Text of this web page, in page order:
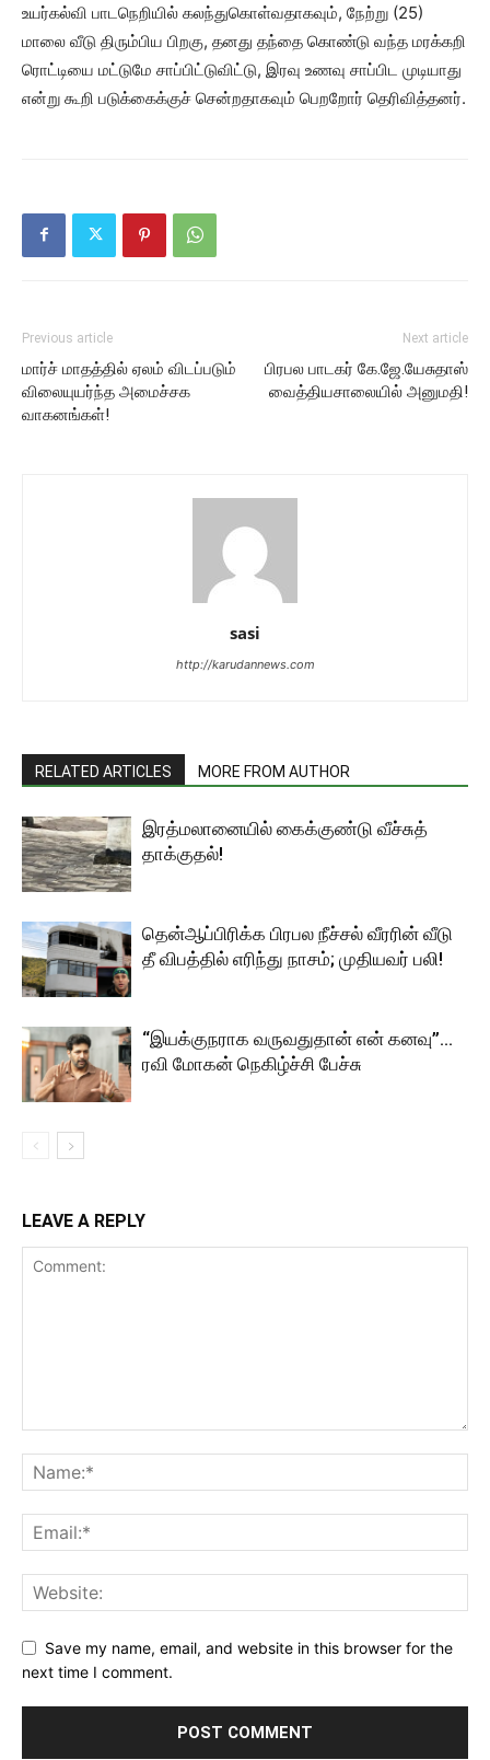
உயர்கல்வி பாடநெறியில் கலந்துகொள்வதாகவும், நேற்று (25)
மாலை வீடு திரும்பிய பிறகு, தனது தந்தை கொண்டு வந்த மரக்கறி
ரொட்டியை மட்டுமே சாப்பிட்டுவிட்டு, இரவு உணவு சாப்பிட முடியாது
என்று கூறி படுக்கைக்குச் சென்றதாகவும் பெறறோர் தெரிவித்தனர்.
Previous article
மார்ச் மாதத்தில் ஏலம் விடப்படும்
விலையுயர்ந்த அமைச்சக
வாகனங்கள்!
Next article
பிரபல பாடகர் கே.ஜே.யேசுதாஸ்
வைத்தியசாலையில் அனுமதி!
sasi
http://karudannews.com
RELATED ARTICLES MORE FROM AUTHOR
இரத்மலானையில் கைக்குண்டு வீச்சுத்
தாக்குதல்!
தென்ஆப்பிரிக்க பிரபல நீச்சல் வீரரின் வீடு
தீ விபத்தில் எரிந்து நாசம்; முதியவர் பலி!
“இயக்குநராக வருவதுதான் என் கனவு”…
ரவி மோகன் நெகிழ்ச்சி பேச்சு
LEAVE A REPLY
Save my name, email, and website in this browser for the
next time I comment.